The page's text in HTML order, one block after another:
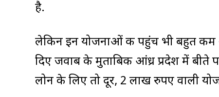
है.
लेकिन इन योजनाओं की पहुंच भी बहुत कम
दिए जवाब के मुताबिक आंध्र प्रदेश में
लोन के लिए तो दूर, 2 लाख रुपए वाली